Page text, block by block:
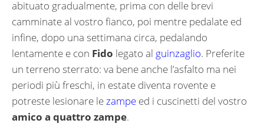
abituato gradualmente, prima con delle brevi
camminate al vostro fianco, poi mentre pedalate ed
infine, dopo una settimana circa, pedalando
lentamente e con Fido legato al guinzaglio. Preferite
un terreno sterrato: va bene anche l’asfalto ma nei
periodi più freschi, in estate diventa rovente e
potreste lesionare lezampe ed i cuscinetti del vostro
amico a quattro zampe.